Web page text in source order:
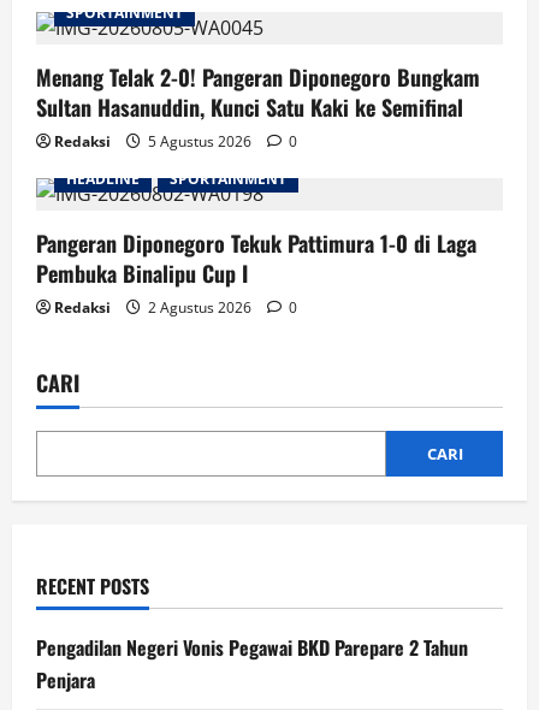
SPORTAINMENT
Menang Telak 2-0! Pangeran Diponegoro Bungkam
Sultan Hasanuddin, Kunci Satu Kaki ke Semifinal
Redaksi 5 Agustus 2026
0
HEADLINE
SPORTAINMENT
Pangeran Diponegoro Tekuk Pattimura 1-0 di Laga
Pembuka Binalipu Cup I
Redaksi 2 Agustus 2026 0
CARI
CARI
RECENT POSTS
Pengadilan Negeri Vonis Pegawai BKD Parepare 2 Tahun
Penjara